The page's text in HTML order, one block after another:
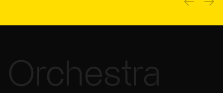
Orchestra